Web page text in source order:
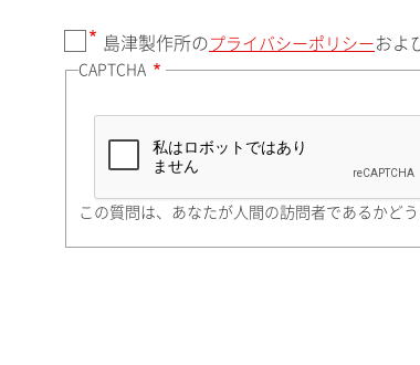
町名・番地（勤務先）
島津製作所の プライバシーポリシー およ
CAPTCHA
この質問は、あなたが人間の訪問者であるかど